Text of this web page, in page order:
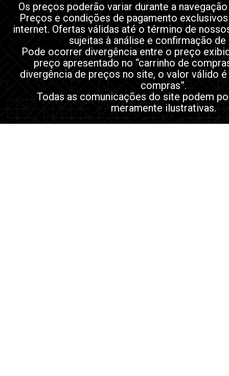
Os preços poderão variar durante a
Preços e condições de pagamento
internet. Ofertas válidas até o término de
sujeitas à análise e confirmação de
Pode ocorrer divergência entre o preço
preço apresentado no “carrinho de
divergência de preços no site, o valor válido é
compras”.
Todas as comunicações do site podem
meramente ilustrativas.